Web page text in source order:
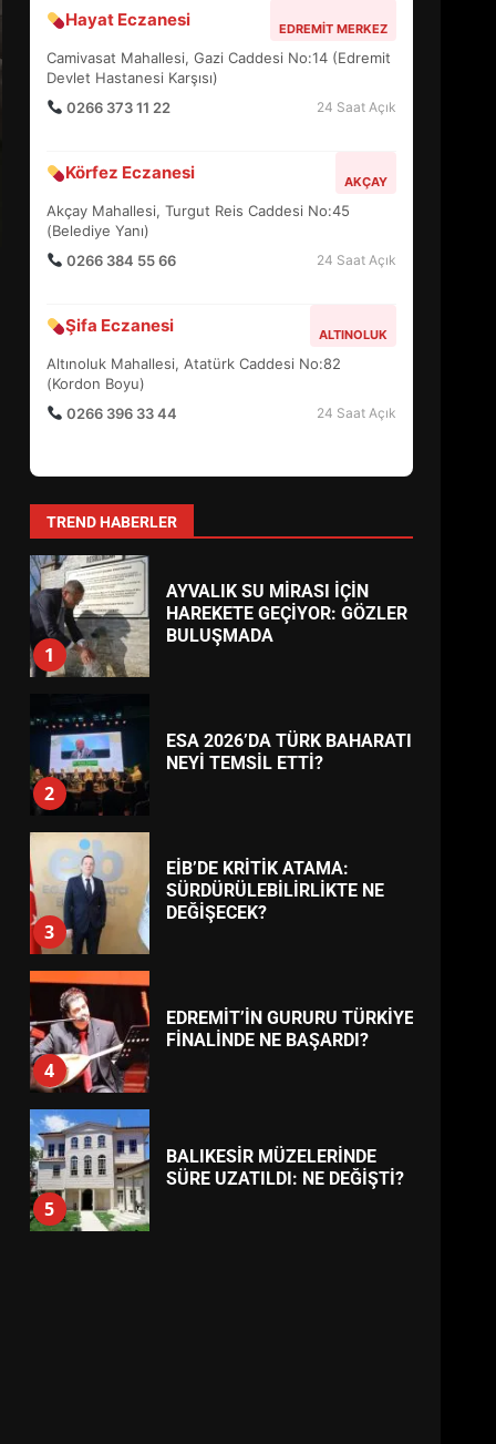
Hayat Eczanesi EDREMIT MERKEZ
Camivasat Mahallesi, Gazi Caddesi No:14 (Edremit
Devlet Hastanesi Karşısı)
0266 373 11 22
24 Saat Açık
Körfez Eczanesi AKÇAY
Akçay Mahallesi, Turgut Reis Caddesi No:45
(Belediye Yanı)
0266 384 55 66
24 Saat Açık
Şifa Eczanesi ALTINOLUK
Altınoluk Mahallesi, Atatürk Caddesi No:82
(Kordon Boyu)
0266 396 33 44
24 Saat Açık
TREND HABERLER
5
BALIKESİR MÜZELERİNDE
SÜRE UZATILDI: NE DEĞİŞTİ?
6
BURHANİYE SATRANÇ
DEĞİŞTİRİYOR?
7
BURHANİYE
BELEDİYESPOR’DA YENİ
YÖNETİM NASIL ŞEKİLLENDİ?
1
HAREKETE GEÇİYOR: GÖZLER
2
ESA 2026’DA TÜRK BAHARATI
NEYİ TEMSİL ETTİ?
3
EİB’DE KRİTİK ATAMA:
SÜRDÜRÜLEBİLİRLİKTE NE
DEĞİŞECEK?
4
EDREMİT’İN GURURU TÜRKİYE
FİNALİNDE NE BAŞARDI?
5
BALIKESİR MÜZELERİNDE
SÜRE UZATILDI: NE DEĞİŞTİ?
6
BURHANİYE SATRANÇ
TURNUVASI KAYITLARI NEYİ
DEĞİŞTİRİYOR?